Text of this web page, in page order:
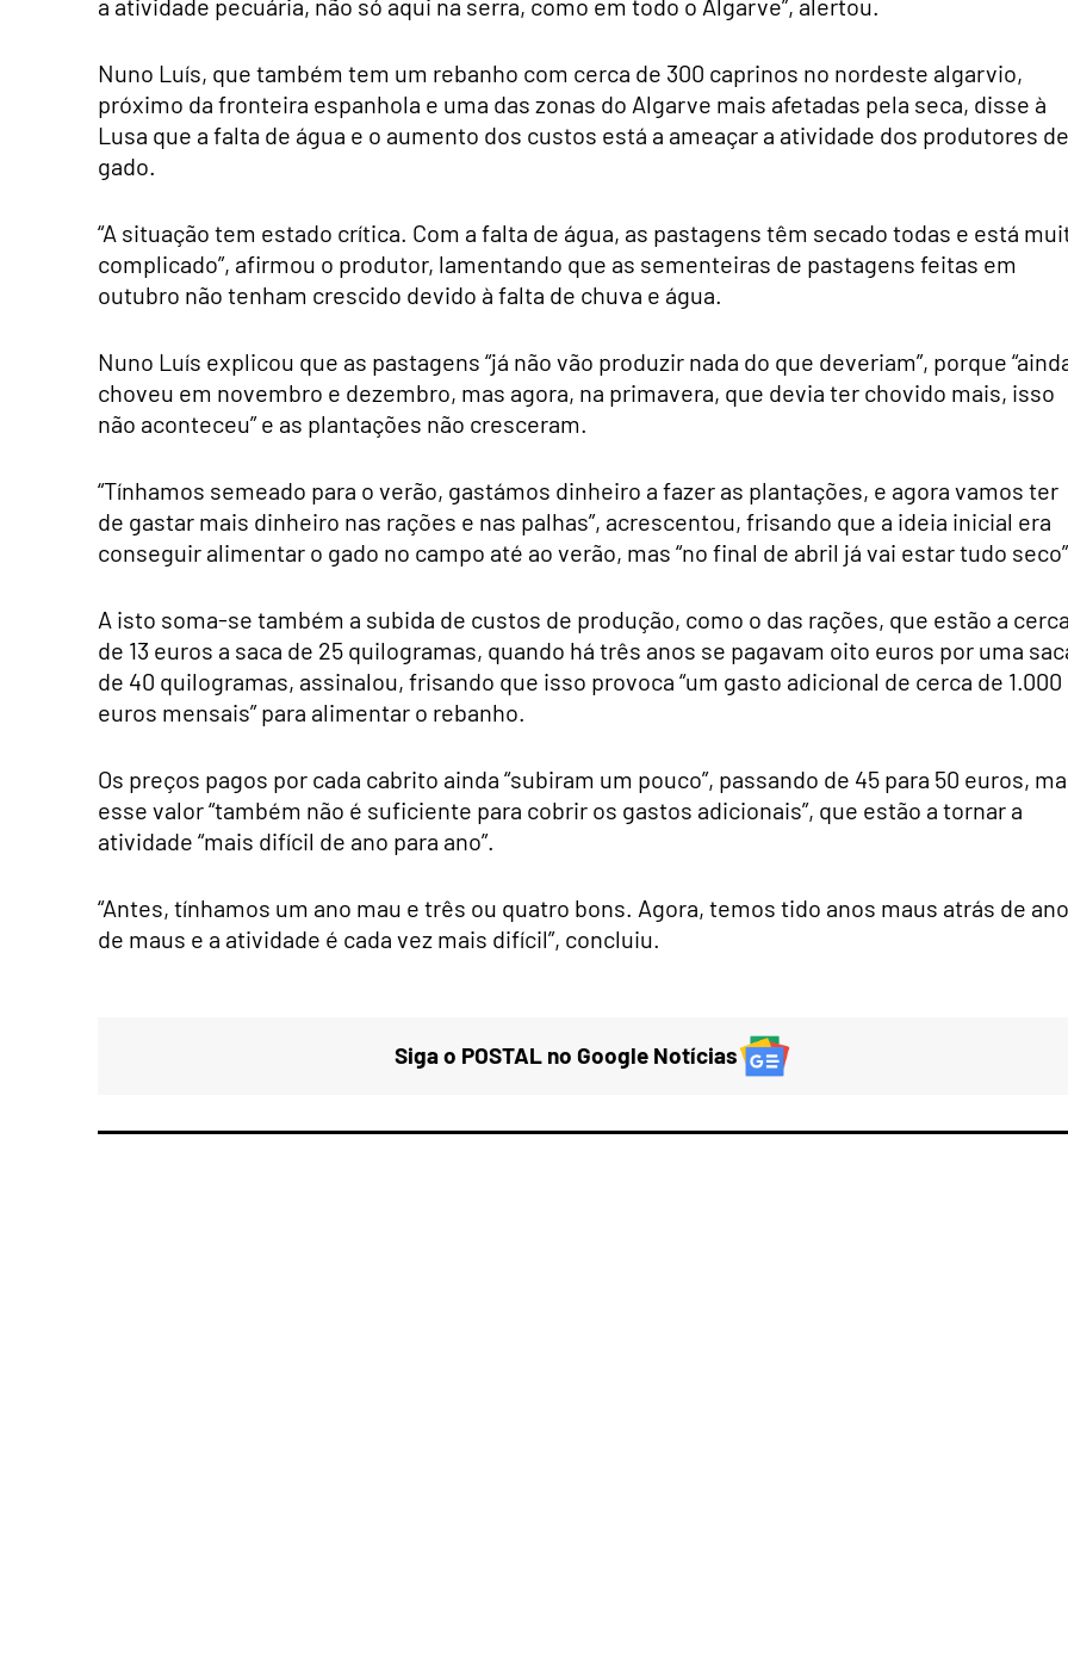
Nuno Luís, que também tem um rebanho com cerca de 300 caprinos no nordeste algarvio,
próximo da fronteira espanhola e uma das zonas do Algarve mais afetadas pela seca, disse à
Lusa que a falta de água e o aumento dos custos está a ameaçar a atividade dos produtores de
gado.
“A situação tem estado crítica. Com a falta de água, as pastagens têm secado todas e está
complicado”, afirmou o produtor, lamentando que as sementeiras de pastagens feitas em
outubro não tenham crescido devido à falta de chuva e água.
Nuno Luís explicou que as pastagens “já não vão produzir nada do que deveriam”, porque
choveu em novembro e dezembro, mas agora, na primavera, que devia ter chovido mais, isso
não aconteceu” e as plantações não cresceram.
“Tínhamos semeado para o verão, gastámos dinheiro a fazer as plantações, e agora vamos ter
de gastar mais dinheiro nas rações e nas palhas”, acrescentou, frisando que a ideia inicial era
conseguir alimentar o gado no campo até ao verão, mas “no final de abril já vai estar tudo seco”.
A isto soma-se também a subida de custos de produção, como o das rações, que estão a cerca
de 13 euros a saca de 25 quilogramas, quando há três anos se pagavam oito euros por uma
de 40 quilogramas, assinalou, frisando que isso provoca “um gasto adicional de cerca de 1.000
euros mensais” para alimentar o rebanho.
Os preços pagos por cada cabrito ainda “subiram um pouco”, passando de 45 para 50 euros,
esse valor “também não é suficiente para cobrir os gastos adicionais”, que estão a tornar a
atividade “mais difícil de ano para ano”.
“Antes, tínhamos um ano mau e três ou quatro bons. Agora, temos tido anos maus atrás de
de maus e a atividade é cada vez mais difícil”, concluiu.
Siga o POSTAL no Google Notícias